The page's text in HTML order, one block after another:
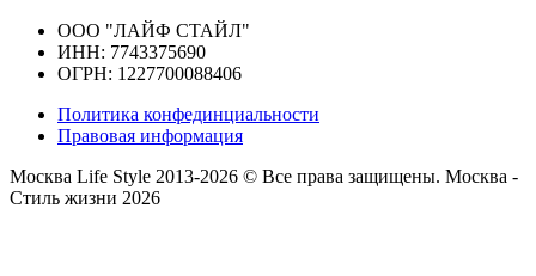
ООО "ЛАЙФ СТАЙЛ"
ИНН: 7743375690
ОГРН: 1227700088406
Политика конфединциальности
Правовая информация
Москва Life Style 2013-2026 © Все права защищены. Москва -
Стиль жизни 2026